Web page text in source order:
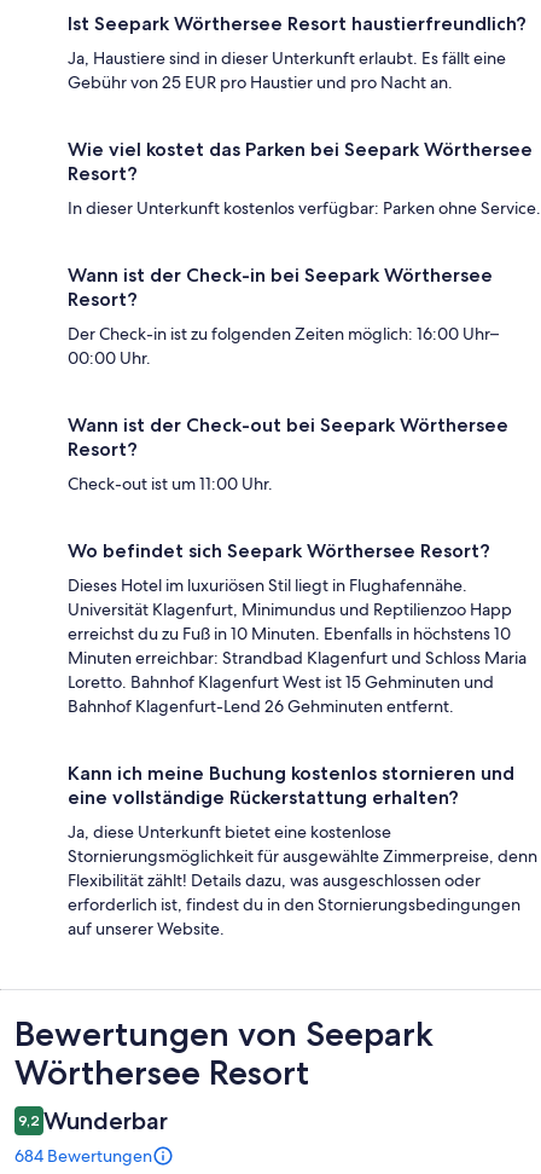
Ist Seepark Wörthersee Resort haustierfreundlich?
Ja, Haustiere sind in dieser Unterkunft erlaubt. Es fällt eine
Gebühr von 25 EUR pro Haustier und pro Nacht an.
Wie viel kostet das Parken bei Seepark Wörthersee
Resort?
In dieser Unterkunft kostenlos verfügbar: Parken ohne Service.
Wann ist der Check-in bei Seepark Wörthersee
Resort?
Der Check-in ist zu folgenden Zeiten möglich: 16:00 Uhr–
00:00 Uhr.
Wann ist der Check-out bei Seepark Wörthersee
Resort?
Check-out ist um 11:00 Uhr.
Wo befindet sich Seepark Wörthersee Resort?
Dieses Hotel im luxuriösen Stil liegt in Flughafennähe.
Universität Klagenfurt, Minimundus und Reptilienzoo Happ
erreichst du zu Fuß in 10 Minuten. Ebenfalls in höchstens 10
Minuten erreichbar: Strandbad Klagenfurt und Schloss Maria
Loretto. Bahnhof Klagenfurt West ist 15 Gehminuten und
Bahnhof Klagenfurt-Lend 26 Gehminuten entfernt.
Kann ich meine Buchung kostenlos stornieren und
eine vollständige Rückerstattung erhalten?
Ja, diese Unterkunft bietet eine kostenlose
Stornierungsmöglichkeit für ausgewählte Zimmerpreise, denn
Flexibilität zählt! Details dazu, was ausgeschlossen oder
erforderlich ist, findest du in den Stornierungsbedingungen
auf unserer Website.
Bewertungen
Bewertungen von Seepark
Wörthersee Resort
9,2 Wunderbar
684 Bewertungen